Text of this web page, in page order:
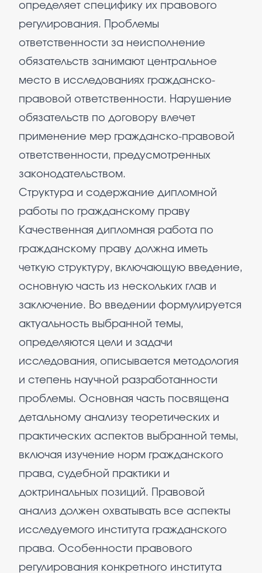
определяет специфику их правового
регулирования. Проблемы
ответственности за неисполнение
обязательств занимают центральное
место в исследованиях гражданско-
правовой ответственности. Нарушение
обязательств по договору влечет
применение мер гражданско-правовой
ответственности, предусмотренных
законодательством.
Структура и содержание дипломной
работы по гражданскому праву
Качественная дипломная работа по
гражданскому праву должна иметь
четкую структуру, включающую введение,
основную часть из нескольких глав и
заключение. Во введении формулируется
актуальность выбранной темы,
определяются цели и задачи
исследования, описывается методология
и степень научной разработанности
проблемы. Основная часть посвящена
детальному анализу теоретических и
практических аспектов выбранной темы,
включая изучение норм гражданского
права, судебной практики и
доктринальных позиций. Правовой
анализ должен охватывать все аспекты
исследуемого института гражданского
права. Особенности правового
регулирования конкретного института